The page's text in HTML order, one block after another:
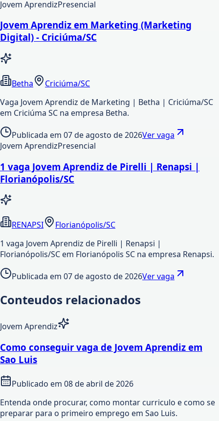
Jovem AprendizPresencial
Jovem Aprendiz em Marketing (Marketing
Digital) - Criciúma/SC
Betha
Criciúma/SC
Vaga Jovem Aprendiz de Marketing | Betha | Criciúma/SC
em Criciúma SC na empresa Betha.
Publicada em 07 de agosto de 2026Ver vaga
Jovem AprendizPresencial
1 vaga Jovem Aprendiz de Pirelli | Renapsi |
Florianópolis/SC
RENAPSI
Florianópolis/SC
1 vaga Jovem Aprendiz de Pirelli | Renapsi |
Florianópolis/SC em Florianópolis SC na empresa Renapsi.
Publicada em 07 de agosto de 2026Ver vaga
Conteudos relacionados
Jovem Aprendiz
Como conseguir vaga de Jovem Aprendiz em
Sao Luis
Publicado em 08 de abril de 2026
Entenda onde procurar, como montar curriculo e como se
preparar para o primeiro emprego em Sao Luis.